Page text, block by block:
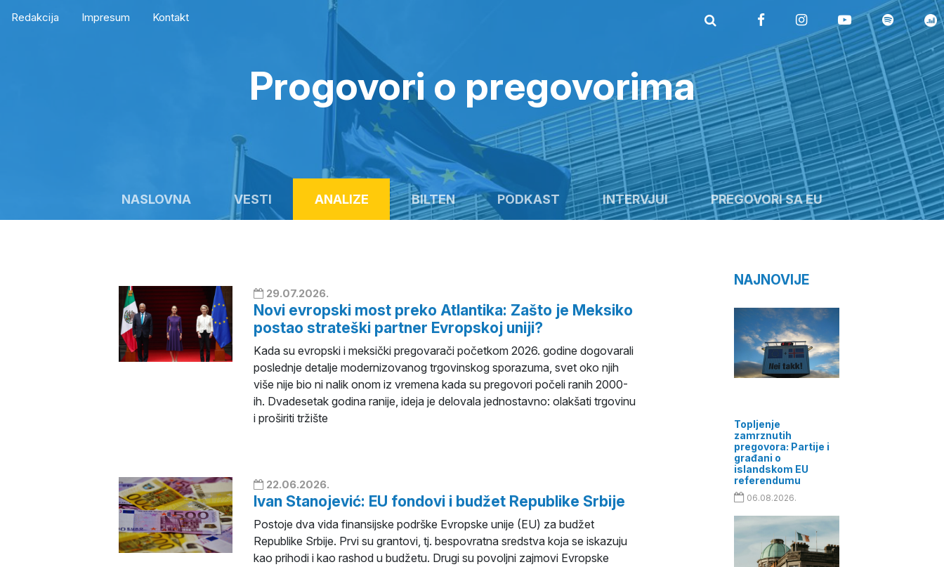
Redakcija Impresum Kontakt
Progovori o pregovorima
NASLOVNA VESTI ANALIZE BILTEN PODKAST INTERVJUI PREGOVORI SA EU
29.07.2026.
Novi evropski most preko Atlantika: Zašto je Meksiko
postao strateški partner Evropskoj uniji?
Kada su evropski i meksički pregovarači početkom 2026. godine dogovarali
poslednje detalje modernizovanog trgovinskog sporazuma, svet oko njih
više nije bio ni nalik onom iz vremena kada su pregovori počeli ranih 2000-
ih. Dvadesetak godina ranije, ideja je delovala jednostavno: olakšati trgovinu
i proširiti tržište
22.06.2026.
Ivan Stanojević: EU fondovi i budžet Republike Srbije
Postoje dva vida finansijske podrške Evropske unije (EU) za budžet
Republike Srbije. Prvi su grantovi, tj. bespovratna sredstva koja se iskazuju
kao prihodi i kao rashod u budžetu. Drugi su povoljni zajmovi Evropske
NAJNOVIJE
Topljenje
zamrznutih
pregovora: Partije i
građani o
islandskom EU
referendumu
06.08.2026.